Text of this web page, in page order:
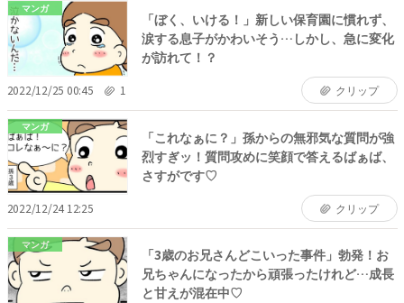
マンガ
「ぼく、いける！」新しい保育園に慣れず、
涙する息子がかわいそう…しかし、急に変化
が訪れて！？
2022/12/25 00:45 1 クリップ
マンガ
「これなぁに？」孫からの無邪気な質問が強
烈すぎッ！質問攻めに笑顔で答えるばぁば、
さすがです♡
2022/12/24 12:25 クリップ
マンガ
「3歳のお兄さんどこいった事件」勃発！お
兄ちゃんになったから頑張ったけれど…成長
と甘えが混在中♡